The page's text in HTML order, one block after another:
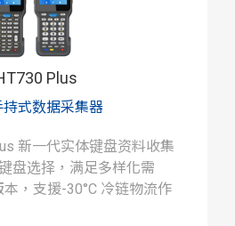
Plus
持式数据采集器
新一代实体键盘资料收集
盘选择，满足多样化需
，支援-30°C 冷链物流作